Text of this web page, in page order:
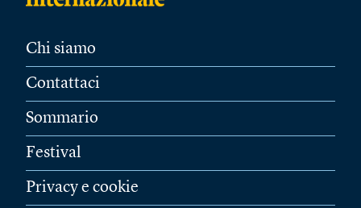
Chi siamo
Contattaci
Sommario
Festival
Privacy e cookie